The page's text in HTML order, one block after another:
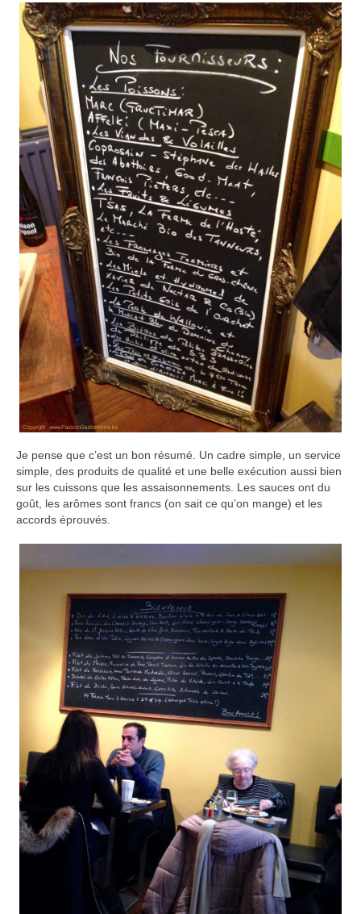
Je pense que c’est un bon résumé. Un cadre simple, un service
simple, des produits de qualité et une belle exécution aussi bien
sur les cuissons que les assaisonnements. Les sauces ont du
goût, les arômes sont francs (on sait ce qu’on mange) et les
accords éprouvés.